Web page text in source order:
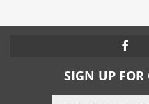
SIGN UP FOR